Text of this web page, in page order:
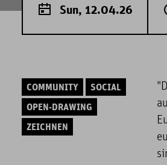
Sun, 12.04.26
COMMUNITY
SOCIAL
OPEN-DRAWING
ZEICHNEN